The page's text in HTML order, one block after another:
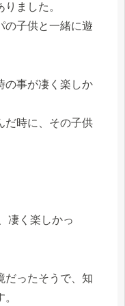
ました。
の子供と一緒に遊
の事が凄く楽しか
だ時に、その子供
凄く楽しかっ
だったそうで、知